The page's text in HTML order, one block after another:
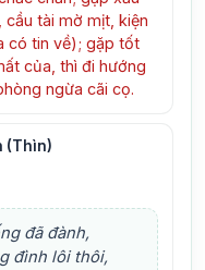
cầu tài mờ mịt, kiện
có tin về); gặp tốt
của, thì đi hướng
ngừa cãi cọ.
(Thìn)
đã đành,
đình lôi thôi,